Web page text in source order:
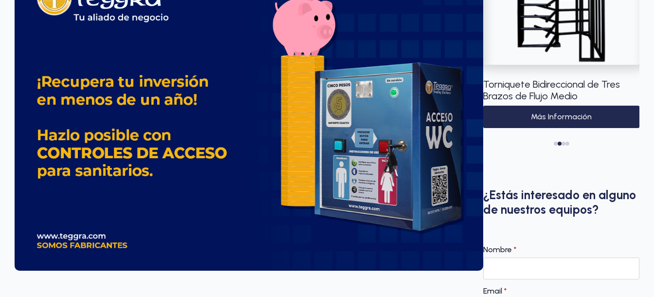
Torniquete Bidireccional de cuatro
brazos de Flujo Medio
Más Información
Torniquete Bidireccional de Tres
Brazos de Flujo Medio
Más Información
¿Estás interesado en alguno
de nuestros equipos?
Nombre *
Email *